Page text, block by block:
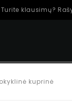
Turite klausimų?
kuprinė